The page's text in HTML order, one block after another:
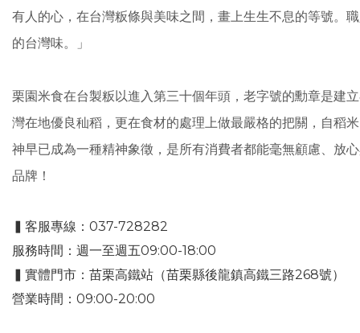
有⼈的⼼，在台灣粄條與美味之間，畫上⽣⽣不息的等號。
的台灣味。」
栗園⽶⾷在台製粄以進⼊第三⼗個年頭，⽼字號的勳章是建
灣在地優良秈稻，更在⾷材的處理上做最嚴格的把關，⾃稻
神早已成為⼀種精神象徵，是所有消費者都能毫無顧慮、放
品牌！
▍客服專線：037-728282
服務時間：週一至週五09:00-18:00
▍實體門市：苗栗高鐵站（苗栗縣後龍鎮高鐵三路268號）
營業時間：09:00-20:00